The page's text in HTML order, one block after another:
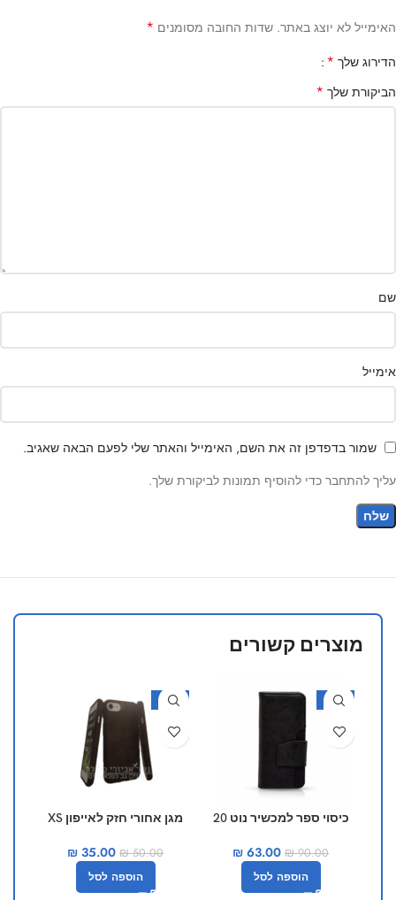
האימייל לא יוצג באתר. שדות החובה מסומנים *
הדירוג שלך *
הביקורת שלך *
שם
אימייל
שמור בדפדפן זה את השם, האימייל והאתר שלי לפעם הבאה שאגיב.
עליך להתחבר כדי להוסיף תמונות לביקורת שלך.
מוצרים קשורים
-30%
כיסוי ספר למכשיר נוט 20
₪90.00
₪ 63.00
הוספה לסל
-30%
מגן אחורי חזק לאייפון XS
₪50.00
₪ 35.00
הוספה לסל